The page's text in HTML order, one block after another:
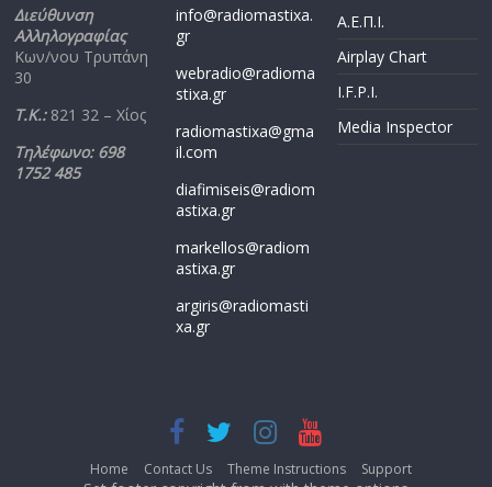
Διεύθυνση
Αλληλογραφίας
Κων/νου Τρυπάνη
30
Τ.Κ.: 821 32 – Χίος
Τηλέφωνο: 698
1752 485
info@radiomastixa.
gr
webradio@radioma
stixa.gr
radiomastixa@gma
il.com
diafimiseis@radiom
astixa.gr
markellos@radiom
astixa.gr
argiris@radiomasti
xa.gr
Α.Ε.Π.Ι.
Airplay Chart
I.F.P.I.
Media Inspector
Home Contact Us Theme Instructions Support